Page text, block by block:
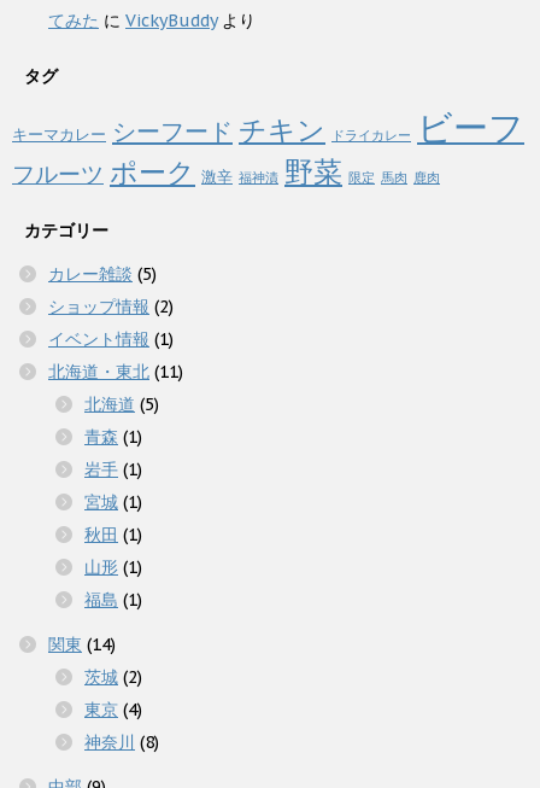
てみた に VickyBuddyより
タグ
キーマカレー シーフード チキン ドライカレー ビーフ
フルーツ ポーク 激辛 福神漬 野菜 限定 馬肉 鹿肉
カテゴリー
カレー雑談 (5)
ショップ情報 (2)
イベント情報 (1)
北海道・東北 (11)
北海道 (5)
青森 (1)
岩手 (1)
宮城 (1)
秋田 (1)
山形 (1)
福島 (1)
関東 (14)
茨城 (2)
東京 (4)
神奈川 (8)